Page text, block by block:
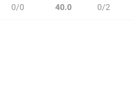
0/0 40.0 0/2